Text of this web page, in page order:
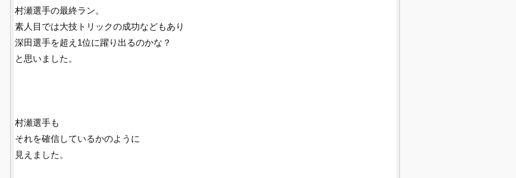
村瀬選手の最終ラン。
素人目では大技トリックの成功などもあり
深田選手を超え1位に躍り出るのかな？
と思いました。
村瀬選手も
それを確信しているかのように
見えました。